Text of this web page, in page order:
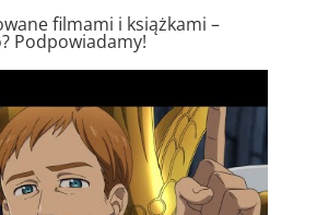
filmami i książkami –
Podpowiadamy!